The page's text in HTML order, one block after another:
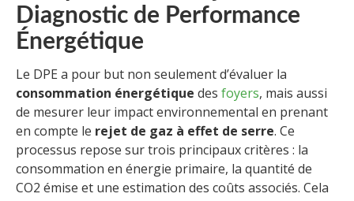
Diagnostic de Performance
Énergétique
Le DPE a pour but non seulement d’évaluer la
consommation énergétique des foyers, mais aussi
de mesurer leur impact environnemental en prenant
en compte le rejet de gaz à effet de serre. Ce
processus repose sur trois principaux critères : la
consommation en énergie primaire, la quantité de
CO2 émise et une estimation des coûts associés. Cela